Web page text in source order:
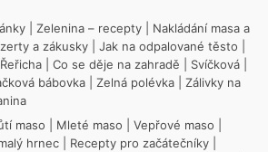
Zelenina – recepty
Nakládání masa a
a zákusky Jak na odpalované těsto
Řeřicha Co se děje na zahradě Svíčková
bábovka Zelná polévka
Zálivky na
maso Mleté maso Vepřové maso
hrnec Recepty pro začátečníky